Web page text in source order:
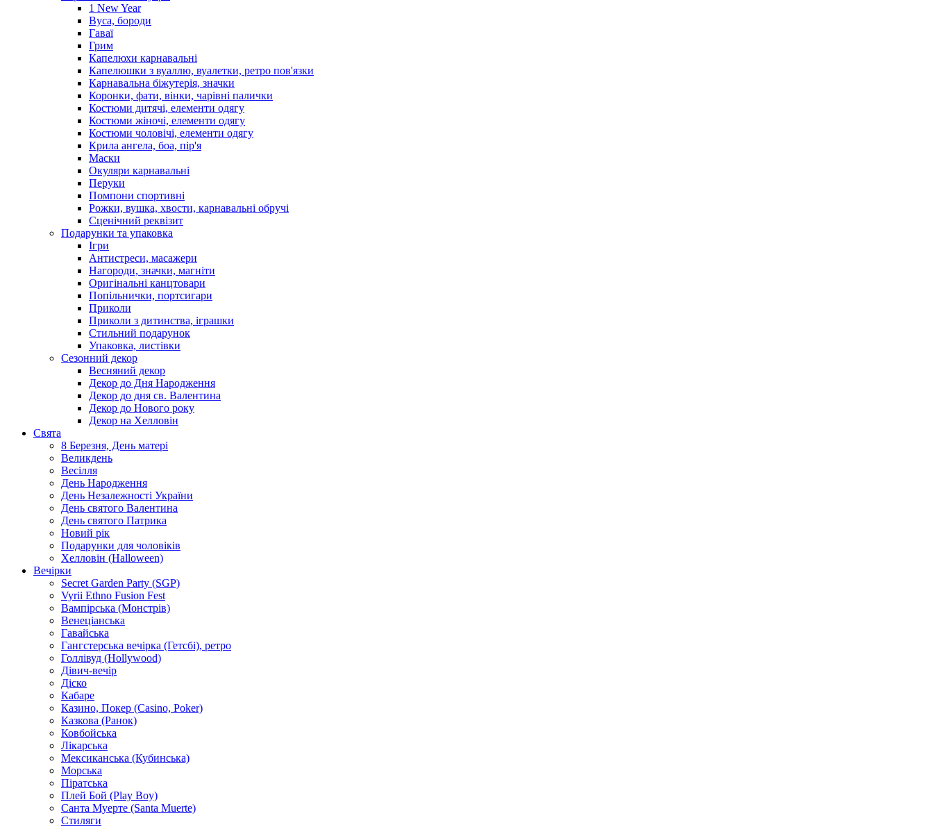
1 New Year
Вуса, бороди
Гаваї
Грим
Капелюхи карнавальні
Капелюшки з вуаллю, вуалетки, ретро пов'язки
Карнавальна біжутерія, значки
Коронки, фати, вінки, чарівні палички
Костюми дитячі, елементи одягу
Костюми жіночі, елементи одягу
Костюми чоловічі, елементи одягу
Крила ангела, боа, пір'я
Маски
Окуляри карнавальні
Перуки
Помпони спортивні
Рожки, вушка, хвости, карнавальні обручі
Сценічний реквізит
Подарунки та упаковка
Ігри
Антистреси, масажери
Нагороди, значки, магніти
Оригінальні канцтовари
Попільнички, портсигари
Приколи
Приколи з дитинства, іграшки
Стильний подарунок
Упаковка, листівки
Сезонний декор
Весняний декор
Декор до Дня Народження
Декор до дня св. Валентина
Декор до Нового року
Декор на Хелловін
Свята
8 Березня, День матері
Великдень
Весілля
День Народження
День Незалежності України
День святого Валентина
День святого Патрика
Новий рік
Подарунки для чоловіків
Хелловін (Halloween)
Вечірки
Secret Garden Party (SGP)
Vyrii Ethno Fusion Fest
Вампірська (Монстрів)
Венеціанська
Гавайська
Гангстерська вечірка (Гетсбі), ретро
Голлівуд (Hollywood)
Дівич-вечір
Діско
Кабаре
Казино, Покер (Casino, Poker)
Казкова (Ранок)
Ковбойська
Лікарська
Мексиканська (Кубинська)
Морська
Піратська
Плей Бой (Play Boy)
Санта Муерте (Santa Muerte)
Стиляги